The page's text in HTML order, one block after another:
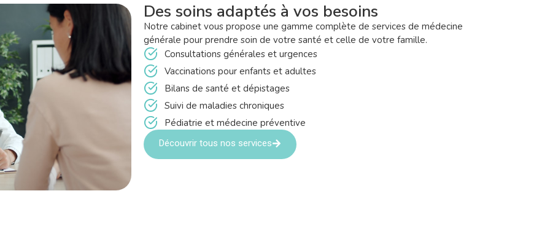
Des soins adaptés à vos besoins
Notre cabinet vous propose une gamme complète de services de médecine
générale pour prendre soin de votre santé et celle de votre famille.
Consultations générales et urgences
Vaccinations pour enfants et adultes
Bilans de santé et dépistages
Suivi de maladies chroniques
Pédiatrie et médecine préventive
Découvrir tous nos services